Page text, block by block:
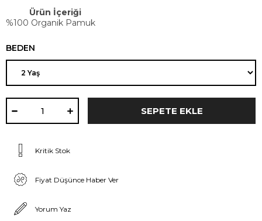
Ürün İçeriği
%100 Organik Pamuk
BEDEN
Kritik Stok
Fiyat Düşünce Haber Ver
Yorum Yaz